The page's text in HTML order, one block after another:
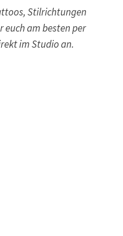
Stilrichtungen
euch am besten per
im Studio an.